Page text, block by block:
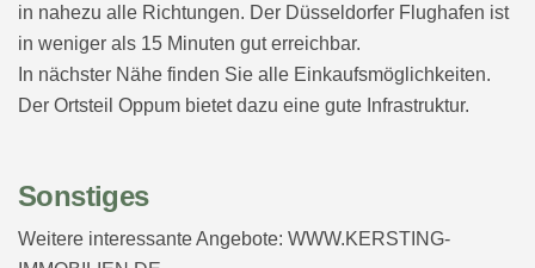
in nahezu alle Richtungen. Der Düsseldorfer Flughafen ist
in weniger als 15 Minuten gut erreichbar.
In nächster Nähe finden Sie alle Einkaufsmöglichkeiten.
Der Ortsteil Oppum bietet dazu eine gute Infrastruktur.
Sonstiges
Weitere interessante Angebote: WWW.KERSTING-